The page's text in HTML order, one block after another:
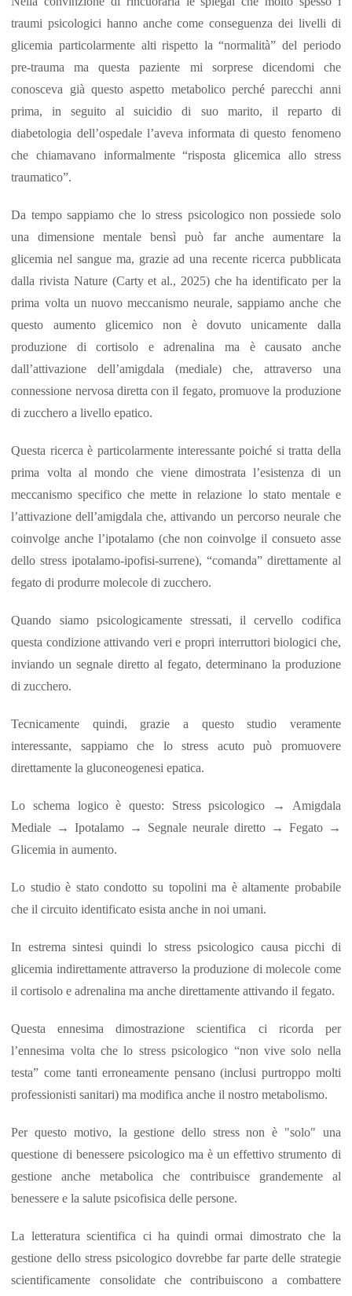
traumi psicologici hanno anche come conseguenza dei livelli di
glicemia particolarmente alti rispetto la “normalità” del periodo
pre-trauma ma questa paziente mi sorprese dicendomi che
conosceva già questo aspetto metabolico perché parecchi anni
prima, in seguito al suicidio di suo marito, il reparto di
diabetologia dell’ospedale l’aveva informata di questo fenomeno
che chiamavano informalmente “risposta glicemica allo stress
traumatico”.
Da tempo sappiamo che lo stress psicologico non possiede solo
una dimensione mentale bensì può far anche aumentare la
glicemia nel sangue ma, grazie ad una recente ricerca pubblicata
dalla rivista Nature (Carty et al., 2025) che ha identificato per la
prima volta un nuovo meccanismo neurale, sappiamo anche che
questo aumento glicemico non è dovuto unicamente dalla
produzione di cortisolo e adrenalina ma è causato anche
dall’attivazione dell’amigdala (mediale) che, attraverso una
connessione nervosa diretta con il fegato, promuove la produzione
di zucchero a livello epatico.
Questa ricerca è particolarmente interessante poiché si tratta della
prima volta al mondo che viene dimostrata l’esistenza di un
meccanismo specifico che mette in relazione lo stato mentale e
l’attivazione dell’amigdala che, attivando un percorso neurale che
coinvolge anche l’ipotalamo (che non coinvolge il consueto asse
dello stress ipotalamo-ipofisi-surrene), “comanda” direttamente al
fegato di produrre molecole di zucchero.
Quando siamo psicologicamente stressati, il cervello codifica
questa condizione attivando veri e propri interruttori biologici che,
inviando un segnale diretto al fegato, determinano la produzione
di zucchero.
Tecnicamente quindi, grazie a questo studio veramente
interessante, sappiamo che lo stress acuto può promuovere
direttamente la gluconeogenesi epatica.
Lo schema logico è questo: Stress psicologico → Amigdala
Mediale → Ipotalamo → Segnale neurale diretto → Fegato →
Glicemia in aumento.
Lo studio è stato condotto su topolini ma è altamente probabile
che il circuito identificato esista anche in noi umani.
In estrema sintesi quindi lo stress psicologico causa picchi di
glicemia indirettamente attraverso la produzione di molecole come
il cortisolo e adrenalina ma anche direttamente attivando il fegato.
Questa ennesima dimostrazione scientifica ci ricorda per
l’ennesima volta che lo stress psicologico “non vive solo nella
testa” come tanti erroneamente pensano (inclusi purtroppo molti
professionisti sanitari) ma modifica anche il nostro metabolismo.
Per questo motivo, la gestione dello stress non è "solo" una
questione di benessere psicologico ma è un effettivo strumento di
gestione anche metabolica che contribuisce grandemente al
benessere e la salute psicofisica delle persone.
La letteratura scientifica ci ha quindi ormai dimostrato che la
gestione dello stress psicologico dovrebbe far parte delle strategie
scientificamente consolidate che contribuiscono a combattere